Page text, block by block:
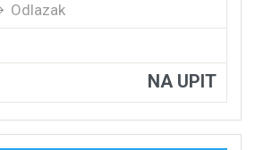
Odlazak
NA UPIT